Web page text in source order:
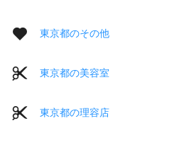
東京都のその他
東京都の美容室
東京都の理容店